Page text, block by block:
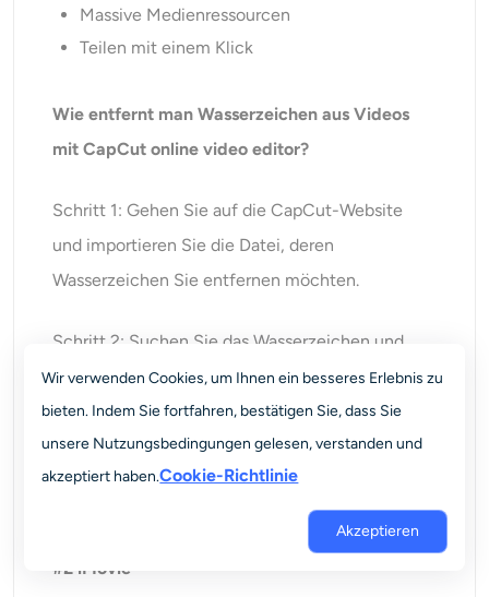
Massive Medienressourcen
Teilen mit einem Klick
Wie entfernt man Wasserzeichen aus Videos
mit CapCut online video editor?
Schritt 1: Gehen Sie auf die CapCut-Website
und importieren Sie die Datei, deren
Wasserzeichen Sie entfernen möchten.
Schritt 2: Suchen Sie das Wasserzeichen und
verwenden Sie das Werkzeug "Zuschneiden", um
den Teil aus Ihrem Video zu entfernen.
Schritt 3: Exportieren Sie das geänderte Video
#2 iMovie
Wir verwenden Cookies, um Ihnen ein besseres Erlebnis zu
bieten. Indem Sie fortfahren, bestätigen Sie, dass Sie
unsere Nutzungsbedingungen gelesen, verstanden und
akzeptiert haben.Cookie-Richtlinie
Akzeptieren